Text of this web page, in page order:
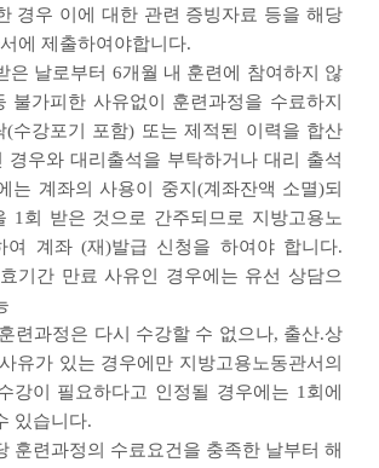
경우 이에 대한 관련 증빙자료 등을 해당
에 제출하여야합니다.
날로부터 6개월 내 훈련에 참여하지 않
불가피한 사유없이 훈련과정을 수료하지
(수강포기 포함) 또는 제적된 이력을 합산
경우와 대리출석을 부탁하거나 대리 출석
는 계좌의 사용이 중지(계좌잔액 소멸)되
1회 받은 것으로 간주되므로 지방고용노
여 계좌 (재)발급 신청을 하여야 합니다.
기간 만료 사유인 경우에는 유선 상담으
련과정은 다시 수강할 수 없으나, 출산.상
유가 있는 경우에만 지방고용노동관서의
강이 필요하다고 인정될 경우에는 1회에
있습니다.
훈련과정의 수료요건을 충족한 날부터 해